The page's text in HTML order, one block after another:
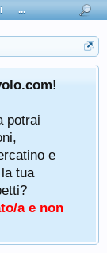
potrai
e
tua
a e non
...